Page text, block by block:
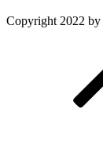
Copyright 2022 by